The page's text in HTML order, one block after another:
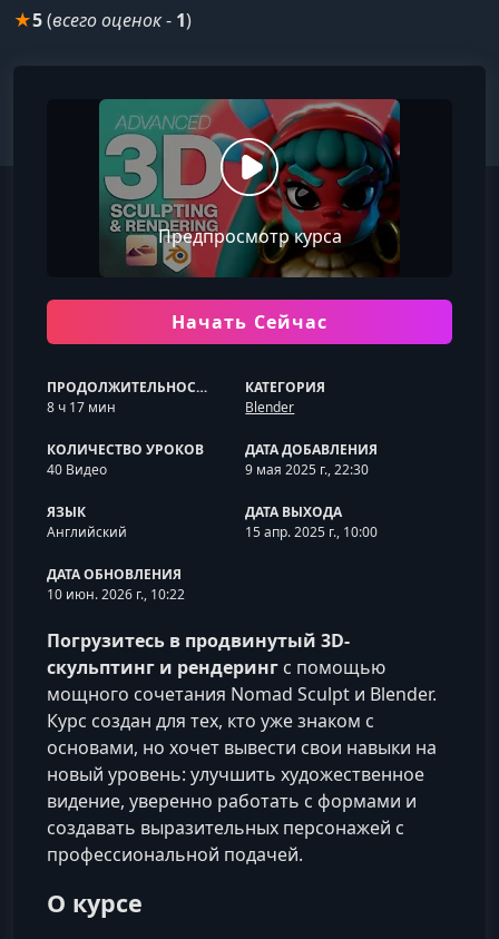
★5(всего оценок- 1)
Предпросмотр курса
Начать Сейчас
ПРОДОЛЖИТЕЛЬНОСТЬ
8 ч 17 мин
КАТЕГОРИЯ
Blender
КОЛИЧЕСТВО УРОКОВ
40 Видео
ДАТА ДОБАВЛЕНИЯ
9 мая 2025 г., 22:30
ЯЗЫК
Английский
ДАТА ВЫХОДА
15 апр. 2025 г., 10:00
ДАТА ОБНОВЛЕНИЯ
10 июн. 2026 г., 10:22
Погрузитесь в продвинутый 3D-
скульптинг и рендеринг с помощью
мощного сочетания Nomad Sculpt и Blender.
Курс создан для тех, кто уже знаком с
основами, но хочет вывести свои навыки на
новый уровень: улучшить художественное
видение, уверенно работать с формами и
создавать выразительных персонажей с
профессиональной подачей.
О курсе